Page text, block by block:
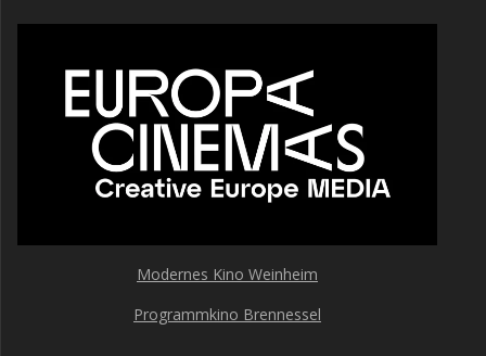
Modernes Kino Weinheim
Programmkino Brennessel